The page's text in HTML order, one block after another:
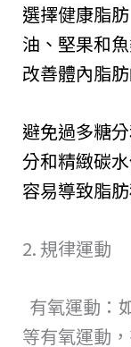
選擇健康脂
油、堅果和
改善體內脂
避免過多糖
分和精緻碳
容易導致脂肪
2. 規律運動
有氧運動：
等有氧運動